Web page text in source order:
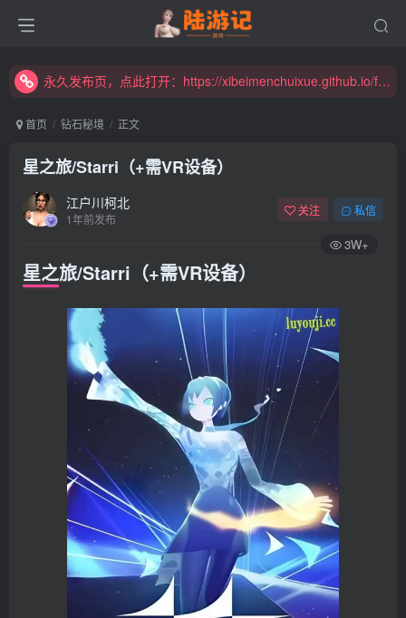
新增高速下载链接，秒下！
新增高速下载链接，秒下！
首页 钻石秘境 正文
星之旅/Starri（+需VR设备）
江户川柯北
1年前发布
关注 私信
3W+
星之旅/Starri（+需VR设备）